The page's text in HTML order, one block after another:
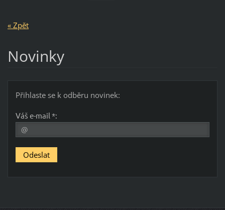
« Zpět
Novinky
Přihlaste se k odběru novinek:
Váš e-mail *: